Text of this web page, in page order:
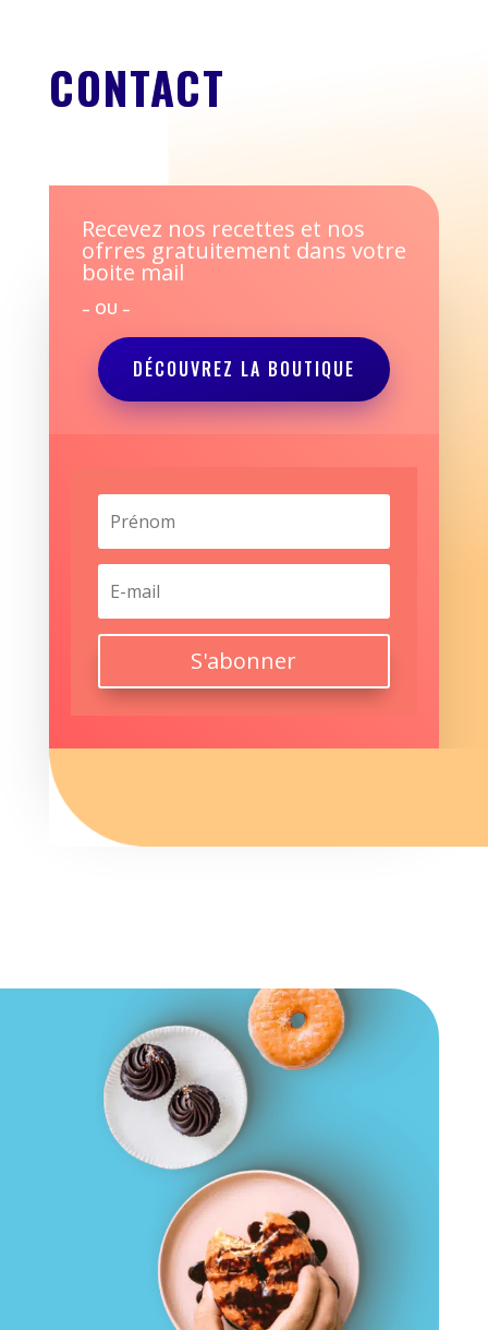
CONTACT
Recevez nos recettes et nos
ofrres gratuitement dans votre
boite mail
– OU –
DÉCOUVREZ LA BOUTIQUE
S'abonner